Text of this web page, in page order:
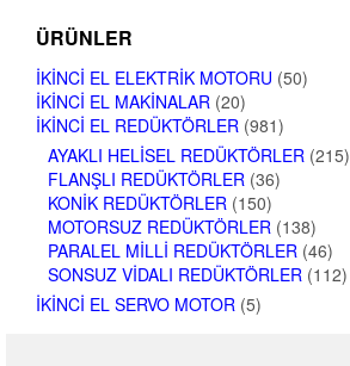
ÜRÜNLER
İKINCI EL ELEKTRIK MOTORU (50)
İKINCI EL MAKINALAR (20)
İKINCI EL REDÜKTÖRLER (981)
AYAKLI HELISEL REDÜKTÖRLER (215)
FLANŞLI REDÜKTÖRLER (36)
KONIK REDÜKTÖRLER (150)
MOTORSUZ REDÜKTÖRLER (138)
PARALEL MILLI REDÜKTÖRLER (46)
SONSUZ VIDALI REDÜKTÖRLER (112)
İKINCI EL SERVO MOTOR (5)